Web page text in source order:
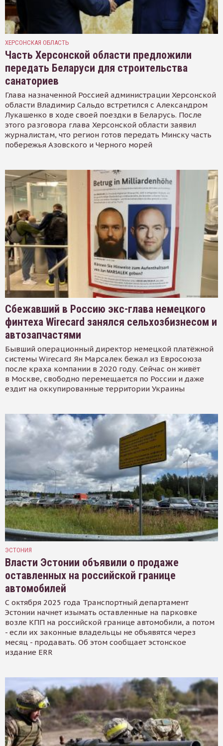
ХЕРСОНСКАЯ ОБЛАСТЬ
Часть Херсонской области предложили
передать Беларуси для строительства
санаториев
Глава назначенной Россией администрации Херсонской
области Владимир Сальдо встретился с Александром
Лукашенко в ходе своей поездки в Беларусь. После
этого разговора глава Херсонской области заявил
журналистам, что регион готов передать Минску часть
побережья Азовского и Черного морей
Сбежавший в Россию экс-глава немецкого
финтеха Wirecard занялся сельхозбизнесом и
автозапчастями
Бывший операционный директор немецкой платёжной
системы Wirecard Ян Марсалек бежал из Евросоюза
после краха компании в 2020 году. Сейчас он живёт
в Москве, свободно перемещается по России и даже
ездит на оккупированные территории Украины
ЭСТОНИЯ
Власти Эстонии объявили о продаже
оставленных на российской границе
автомобилей
С октября 2025 года Транспортный департамент
Эстонии начнет изымать оставленные на парковке
возле КПП на российской границе автомобили, а потом
- если их законные владельцы не объявятся через
месяц - продавать. Об этом сообщает эстонское
издание ERR